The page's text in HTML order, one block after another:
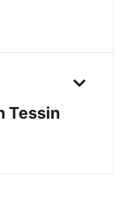
Tessin